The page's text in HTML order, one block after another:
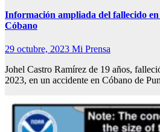
Información ampliada del fallecido
Cóbano
29 octubre, 2023 Mi Prensa
Johel Castro Ramírez de 19 años,
2023, en un accidente en Cóbano de